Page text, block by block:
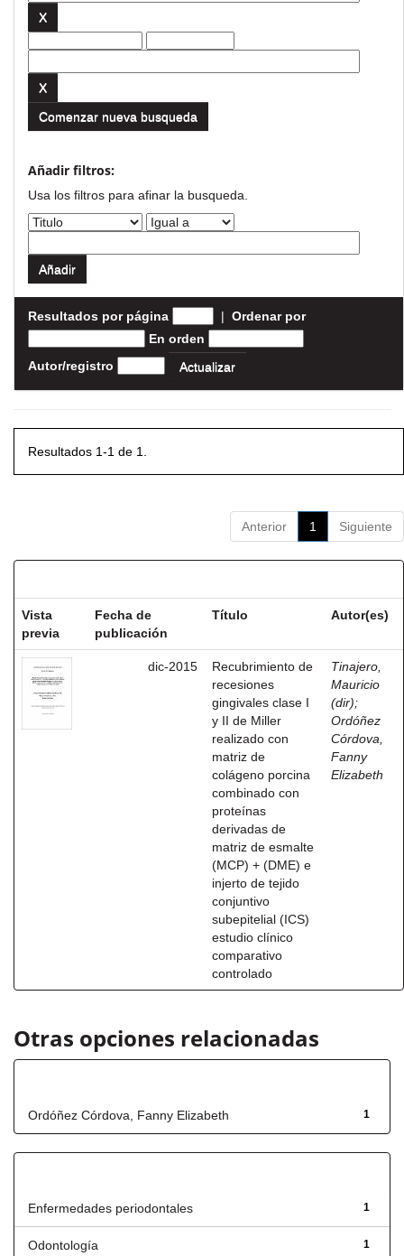
Comenzar nueva busqueda
Añadir filtros:
Usa los filtros para afinar la busqueda.
Resultados por página | Ordenar por
En orden
Autor/registro
Resultados 1-1 de 1.
Anterior 1 Siguiente
Vista
previa
Fecha de
publicación
Título Autor(es)
dic-2015
Recubrimiento de
recesiones
gingivales clase I
y II de Miller
realizado con
matriz de
colágeno porcina
combinado con
proteínas
derivadas de
matriz de esmalte
(MCP) + (DME) e
injerto de tejido
conjuntivo
subepitelial (ICS)
estudio clínico
comparativo
controlado
Tinajero,
Mauricio
(dir);
Ordóñez
Córdova,
Fanny
Elizabeth
Otras opciones relacionadas
1
Ordóñez Córdova, Fanny Elizabeth
1
Enfermedades periodontales
1
Odontología